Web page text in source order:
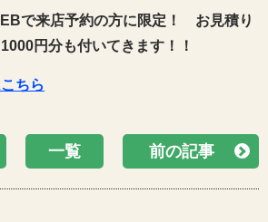
で来店予約の方に限定！
お見積り
円分も付いてきます！！
ちら
一覧 前の記事